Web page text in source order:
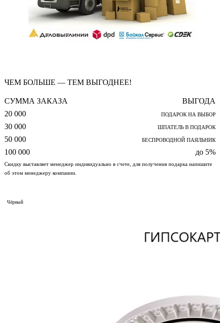
ЧЕМ БОЛЬШЕ — ТЕМ ВЫГОДНЕЕ!
СУММА ЗАКАЗА
ВЫГОДА
20 000
ПОДАРОК НА ВЫБОР
30 000 ШПАТЕЛЬ В ПОДАРОК
50 000 БЕСПРОВОДНОЙ ПАЯЛЬНИК
100 000 до 5%
Скидку выставляет менеджер индивидуально в счете, для получения подарка напишите
об этом менеджеру компании.
Чёрный